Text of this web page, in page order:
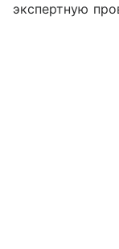
экспертную